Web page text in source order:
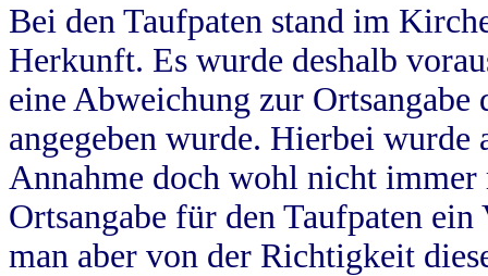
Bei den Taufpaten stand im
Herkunft. Es wurde deshalb
eine Abweichung zur
angegeben wurde. Hierbei wurde
Annahme doch wohl nicht
Ortsangabe für den Taufpaten
man aber von der Richtigkeit